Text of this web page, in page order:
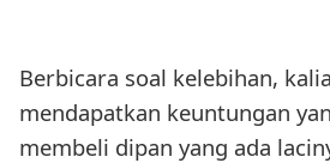
Berbicara soal kelebihan,
mendapatkan keuntungan
membeli dipan yang ada